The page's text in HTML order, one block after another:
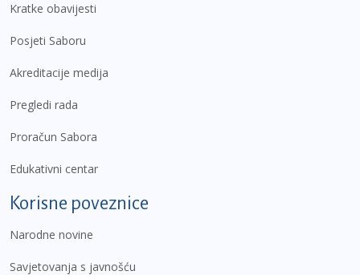
Kratke obavijesti
Posjeti Saboru
Akreditacije medija
Pregledi rada
Proračun Sabora
Edukativni centar
Korisne poveznice
Narodne novine
Savjetovanja s javnošću